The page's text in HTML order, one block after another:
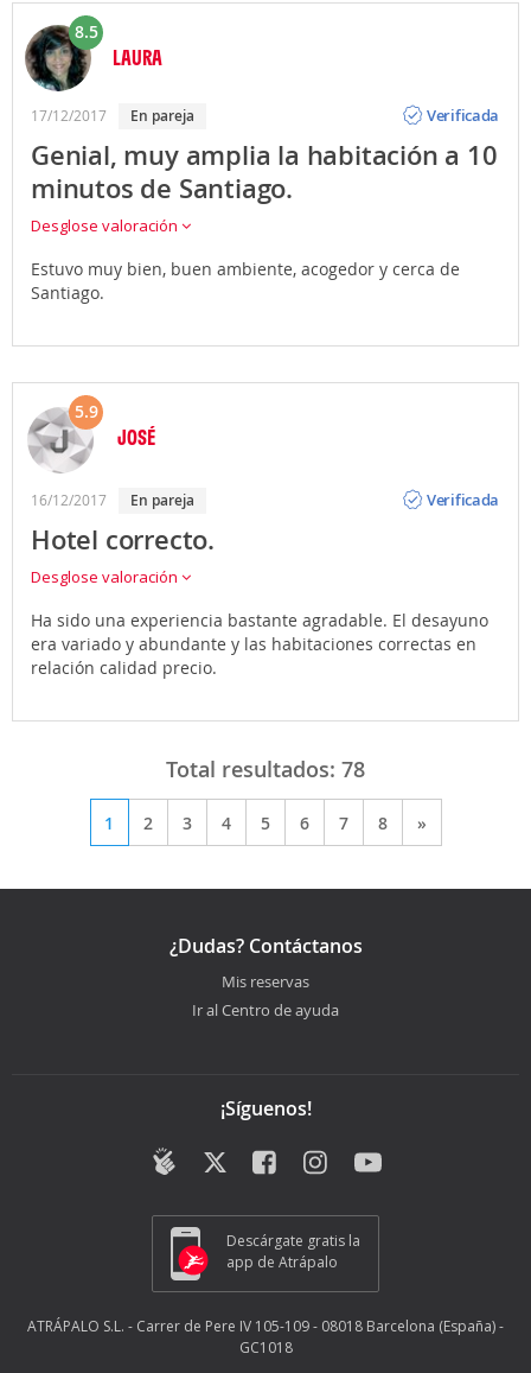
8.5
LAURA
17/12/2017 en pareja
Verificada
Genial, muy amplia la habitación a 10
minutos de Santiago.
Desglose valoración
Estuvo muy bien, buen ambiente, acogedor y cerca de
Santiago.
5.9
JOSÉ
16/12/2017 en pareja
Verificada
Hotel correcto.
Desglose valoración
Ha sido una experiencia bastante agradable. El desayuno
era variado y abundante y las habitaciones correctas en
relación calidad precio.
Total resultados: 78
1 2 3 4 5 6 7 8 »
¿Dudas? Contáctanos
Mis reservas
Ir al Centro de ayuda
¡Síguenos!
Descárgate gratis la
app de Atrápalo
ATRÁPALO S.L. - Carrer de Pere IV 105-109 - 08018 Barcelona (España) -
GC1018